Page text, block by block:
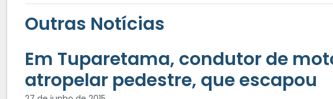
Outras Notícias
Em Tuparetama, condutor de
atropelar pedestre, que escapou